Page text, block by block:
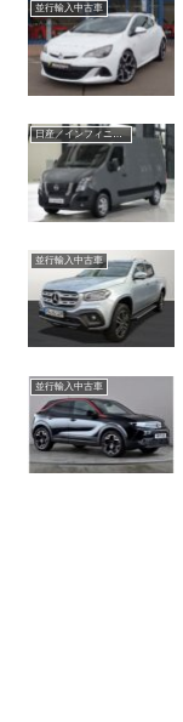
並行輸入中古車
日産／インフィニティ
並行輸入中古車
並行輸入中古車